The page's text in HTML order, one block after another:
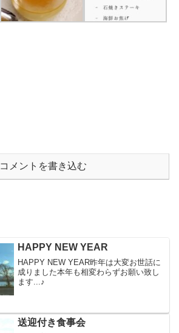
コメントを書き込む
HAPPY NEW YEAR
HAPPY NEW YEAR昨年は大変お世話に
成りました本年も相変わらずお願い致し
ます...♪
送迎付き食事会